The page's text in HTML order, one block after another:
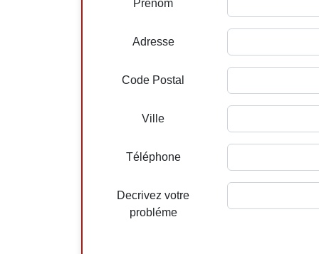
Prenom
Adresse
Code Postal
Ville
Téléphone
Decrivez votre
probléme